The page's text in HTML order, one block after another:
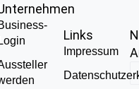
Login
Links
Impressum